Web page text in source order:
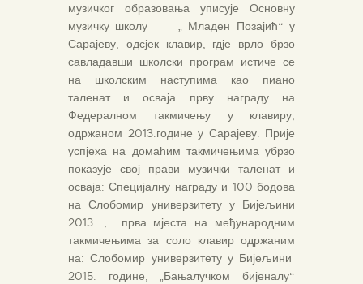
музичког образовања уписује Основну
музичку школу „ Младен Позајић“ у
Сарајеву, одсјек клавир, гдје врло брзо
савладавши школски програм истиче се
на школским наступима као пиано
таленат и осваја прву награду на
Федералном такмичењу у клавиру,
одржаном 2013.године у Сарајеву. Прије
успјеха на домаћим такмичењима убрзо
показује свој прави музички таленат и
осваја: Специјалну награду и 100 бодова
на Слобомир универзитету у Бијељини
2013. , прва мјеста на међународним
такмичењима за соло клавир одржаним
на: Слобомир универзитету у Бијељини
2015. године, „Бањалучком бијеналу“